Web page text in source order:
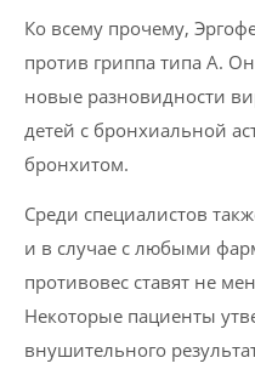
Ко всему прочему,
против гриппа типа А.
новые разновидности
детей с бронхиальной
бронхитом.
Среди специалистов
и в случае с любыми
противовес ставят не
Некоторые пациенты
внушительного